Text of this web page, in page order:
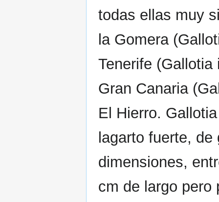
todas ellas muy
la Gomera
Tenerife (Gallotia
Gran Canaria
El Hierro.
lagarto fuerte, de
dimensiones,
cm de largo pero